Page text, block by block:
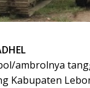
ambrolnya
Kabupaten